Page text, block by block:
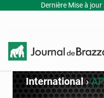
Dernière Mise à
International›